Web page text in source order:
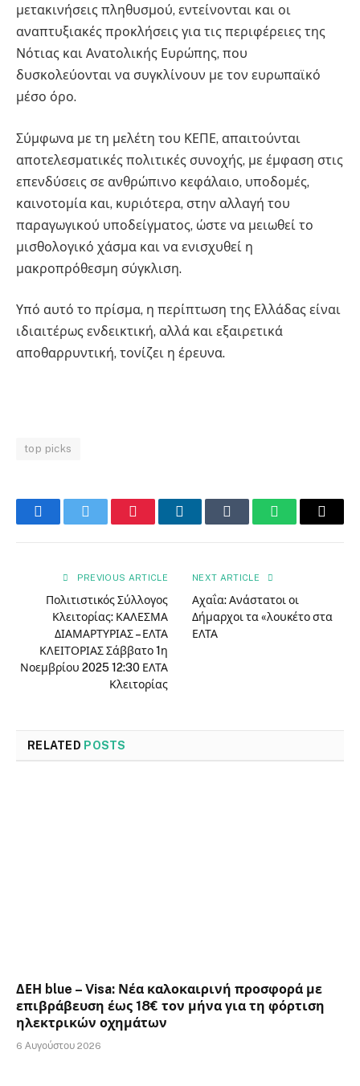
μετακινήσεις πληθυσμού, εντείνονται και οι
αναπτυξιακές προκλήσεις για τις περιφέρειες της
Νότιας και Ανατολικής Ευρώπης, που
δυσκολεύονται να συγκλίνουν με τον ευρωπαϊκό
μέσο όρο.
Σύμφωνα με τη μελέτη του ΚΕΠΕ, απαιτούνται
αποτελεσματικές πολιτικές συνοχής, με έμφαση στις
επενδύσεις σε ανθρώπινο κεφάλαιο, υποδομές,
καινοτομία και, κυριότερα, στην αλλαγή του
παραγωγικού υποδείγματος, ώστε να μειωθεί το
μισθολογικό χάσμα και να ενισχυθεί η
μακροπρόθεσμη σύγκλιση.
Υπό αυτό το πρίσμα, η περίπτωση της Ελλάδας είναι
ιδιαιτέρως ενδεικτική, αλλά και εξαιρετικά
αποθαρρυντική, τονίζει η έρευνα.
top picks
FacebookTwitter PinterestLinkedInTumblr WhatsAppEmail
PREVIOUS ARTICLE
Πολιτιστικός Σύλλογος
Κλειτορίας: ΚΑΛΕΣΜΑ
ΔΙΑΜΑΡΤΥΡΙΑΣ – ΕΛΤΑ
ΚΛΕΙΤΟΡΙΑΣ Σάββατο 1η
Νοεμβρίου 2025 12:30 ΕΛΤΑ
Κλειτορίας
NEXT ARTICLE
Αχαΐα: Ανάστατοι οι
Δήμαρχοι τα «λουκέτο στα
ΕΛΤΑ
RELATED POSTS
ΔΕΗ blue – Visa: Νέα καλοκαιρινή προσφορά με
επιβράβευση έως 18€ τον μήνα για τη φόρτιση
ηλεκτρικών οχημάτων
6 Αυγούστου 2026